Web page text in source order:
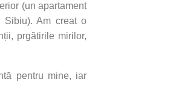
(un apartament
Sibiu). Am creat o
prgătirile mirilor,
pentru mine, iar